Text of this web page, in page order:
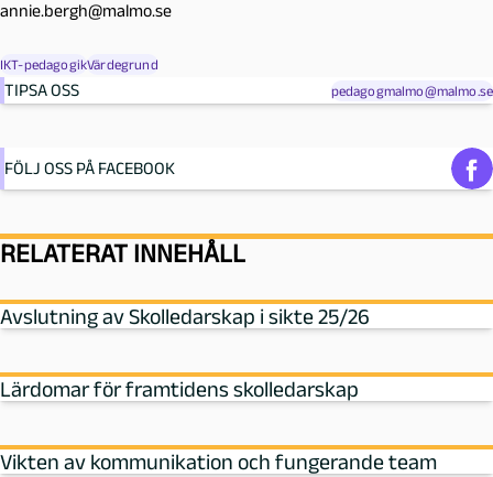
annie.bergh@malmo.se
IKT-pedagogikVärdegrund
TIPSA OSS pedagogmalmo@malmo.se
FÖLJ OSS PÅ FACEBOOK
RELATERAT INNEHÅLL
Avslutning av Skolledarskap i sikte 25/26
Lärdomar för framtidens skolledarskap
Vikten av kommunikation och fungerande team